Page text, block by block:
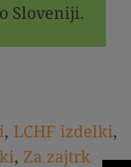
Sloveniji.
, LCHF izdelki,
, Za zajtrk